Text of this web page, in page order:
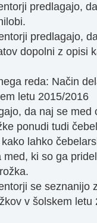
predlagajo,
predlagajo,
dopolni z opisi
reda: Način
letu 2015/2016
da naj se med
ponudi tudi
lahko
med, ki so ga
se seznanijo
v šolskem letu